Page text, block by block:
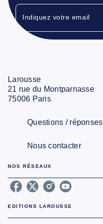
Indiquez votre email
Larousse
21 rue du Montparnasse
75006 Paris
Questions / réponses
Nous contacter
NOS RÉSEAUX
EDITIONS LAROUSSE